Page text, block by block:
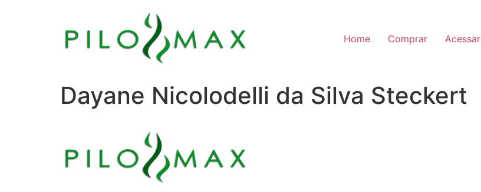
Home Comprar Acessar
Dayane Nicolodelli da Silva Steckert